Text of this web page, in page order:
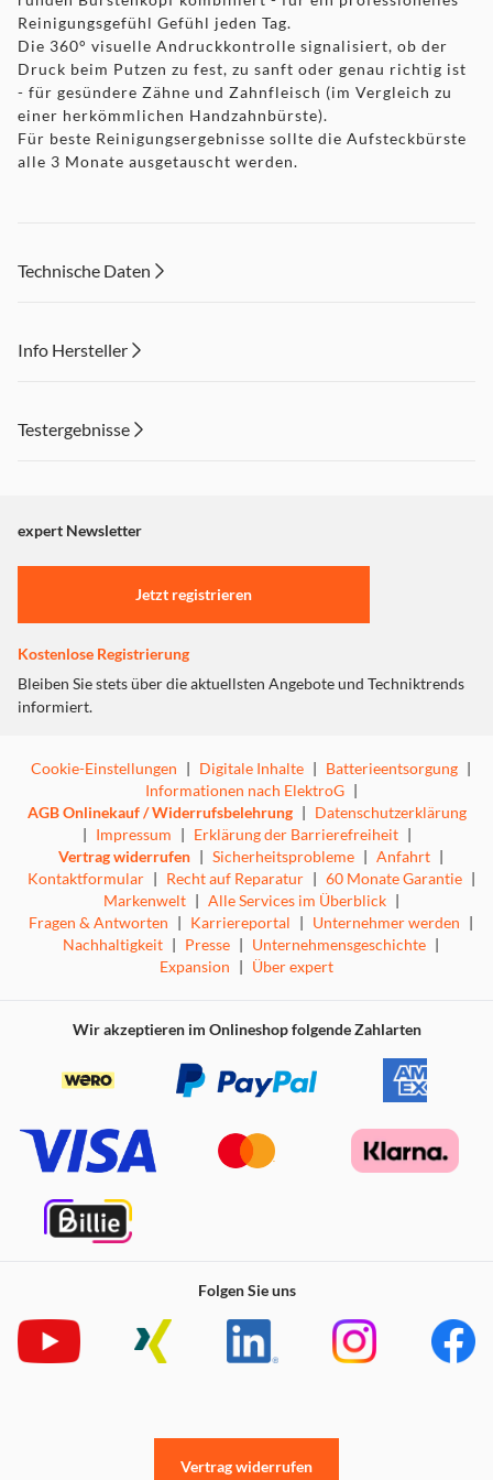
Reinigungsgefühl Gefühl jeden Tag.
Die 360° visuelle Andruckkontrolle signalisiert, ob der
Druck beim Putzen zu fest, zu sanft oder genau richtig ist
- für gesündere Zähne und Zahnfleisch (im Vergleich zu
einer herkömmlichen Handzahnbürste).
Für beste Reinigungsergebnisse sollte die Aufsteckbürste
alle 3 Monate ausgetauscht werden.
Technische Daten
Info Hersteller
angezeigt. Um diesen Inhalt anzuzeigen aktivieren Sie bitte
"Marketing".
Testergebnisse
expert Newsletter
Jetzt registrieren
Kostenlose Registrierung
Bleiben Sie stets über die aktuellsten Angebote und Techniktrends
informiert.
Cookie-Einstellungen | Digitale Inhalte | Batterieentsorgung |
Informationen nach ElektroG |
AGB Onlinekauf / Widerrufsbelehrung | Datenschutzerklärung
| Impressum | Erklärung der Barrierefreiheit |
Vertrag widerrufen | Sicherheitsprobleme | Anfahrt |
Kontaktformular | Recht auf Reparatur | 60 Monate Garantie |
Markenwelt | Alle Services im Überblick |
Fragen & Antworten | Karriereportal | Unternehmer werden |
Nachhaltigkeit | Presse | Unternehmensgeschichte |
Expansion | Über expert
Wir akzeptieren im Onlineshop folgende Zahlarten
Folgen Sie uns
Vertrag widerrufen